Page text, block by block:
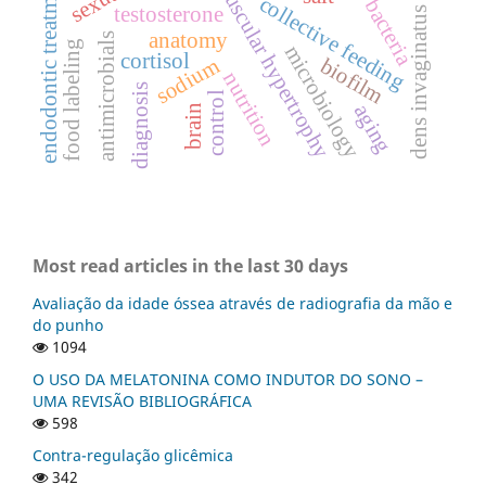
cortisol muscular hypertrophy
testosterone collective feeding
nutrition
sodium
antimicrobials microbiology
biofilm
bacteriadens invaginatus
endodontic treatment. control
anatomy
brain
diagnosis
food labeling aging
Most read articles in the last 30 days
Avaliação da idade óssea através de radiografia da mão e
do punho
1094
O USO DA MELATONINA COMO INDUTOR DO SONO –
UMA REVISÃO BIBLIOGRÁFICA
598
Contra-regulação glicêmica
342